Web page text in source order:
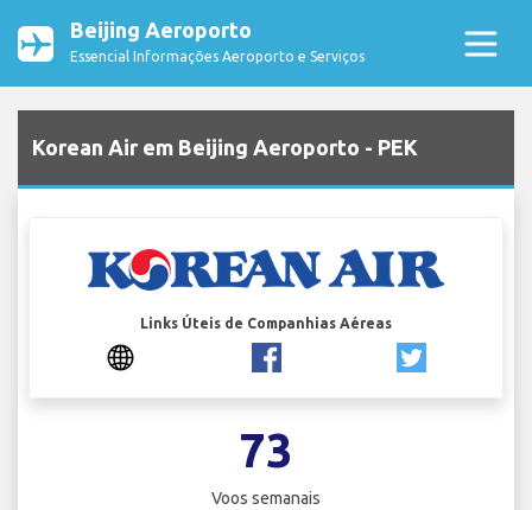
Beijing Aeroporto
Essencial Informações Aeroporto e Serviços
Korean Air em Beijing Aeroporto - PEK
Links Úteis de Companhias Aéreas
73
Voos semanais